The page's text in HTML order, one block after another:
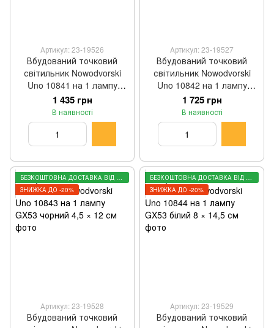
Артикул: 23-19526
Вбудований точковий
світильник Nowodvorski
Uno 10841 на 1 лампу
GX53 чорний 4,5 × 9,5 см
1 435 грн
В наявності
Артикул: 23-19527
Вбудований точковий
світильник Nowodvorski
Uno 10842 на 1 лампу
GX53 білий 4,5 × 12 см
1 725 грн
В наявності
БЕЗКОШТОВНА ДОСТАВКА ВІД 3000 ГРН
ЗНИЖКА ДО -20%
Артикул: 23-19528
Вбудований точковий
БЕЗКОШТОВНА ДОСТАВКА ВІД 3000 ГРН
ЗНИЖКА ДО -20%
Артикул: 23-19529
Вбудований точковий